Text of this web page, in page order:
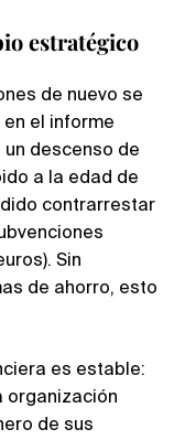
estratégico
de nuevo se
el informe
descenso de
a la edad de
contrarrestar
Sin
de ahorro, esto
es estable:
organización
de sus